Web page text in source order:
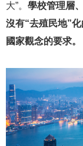
大”。 學校管理層
沒有“去殖民地”
國家觀念的要求。